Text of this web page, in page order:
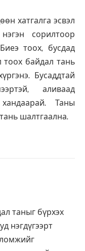
хатгалга эсвэл
сорилтоор
тоох, бусдад
тоох байдал тань
Бусаддтай
аливаад
Таны
шалтгаална.
таныг бүрхэх
нэгдүгээрт